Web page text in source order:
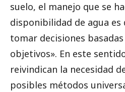
suelo, el manejo que se
disponibilidad de agua
tomar decisiones
objetivos». En este
reivindican la necesidad
posibles métodos